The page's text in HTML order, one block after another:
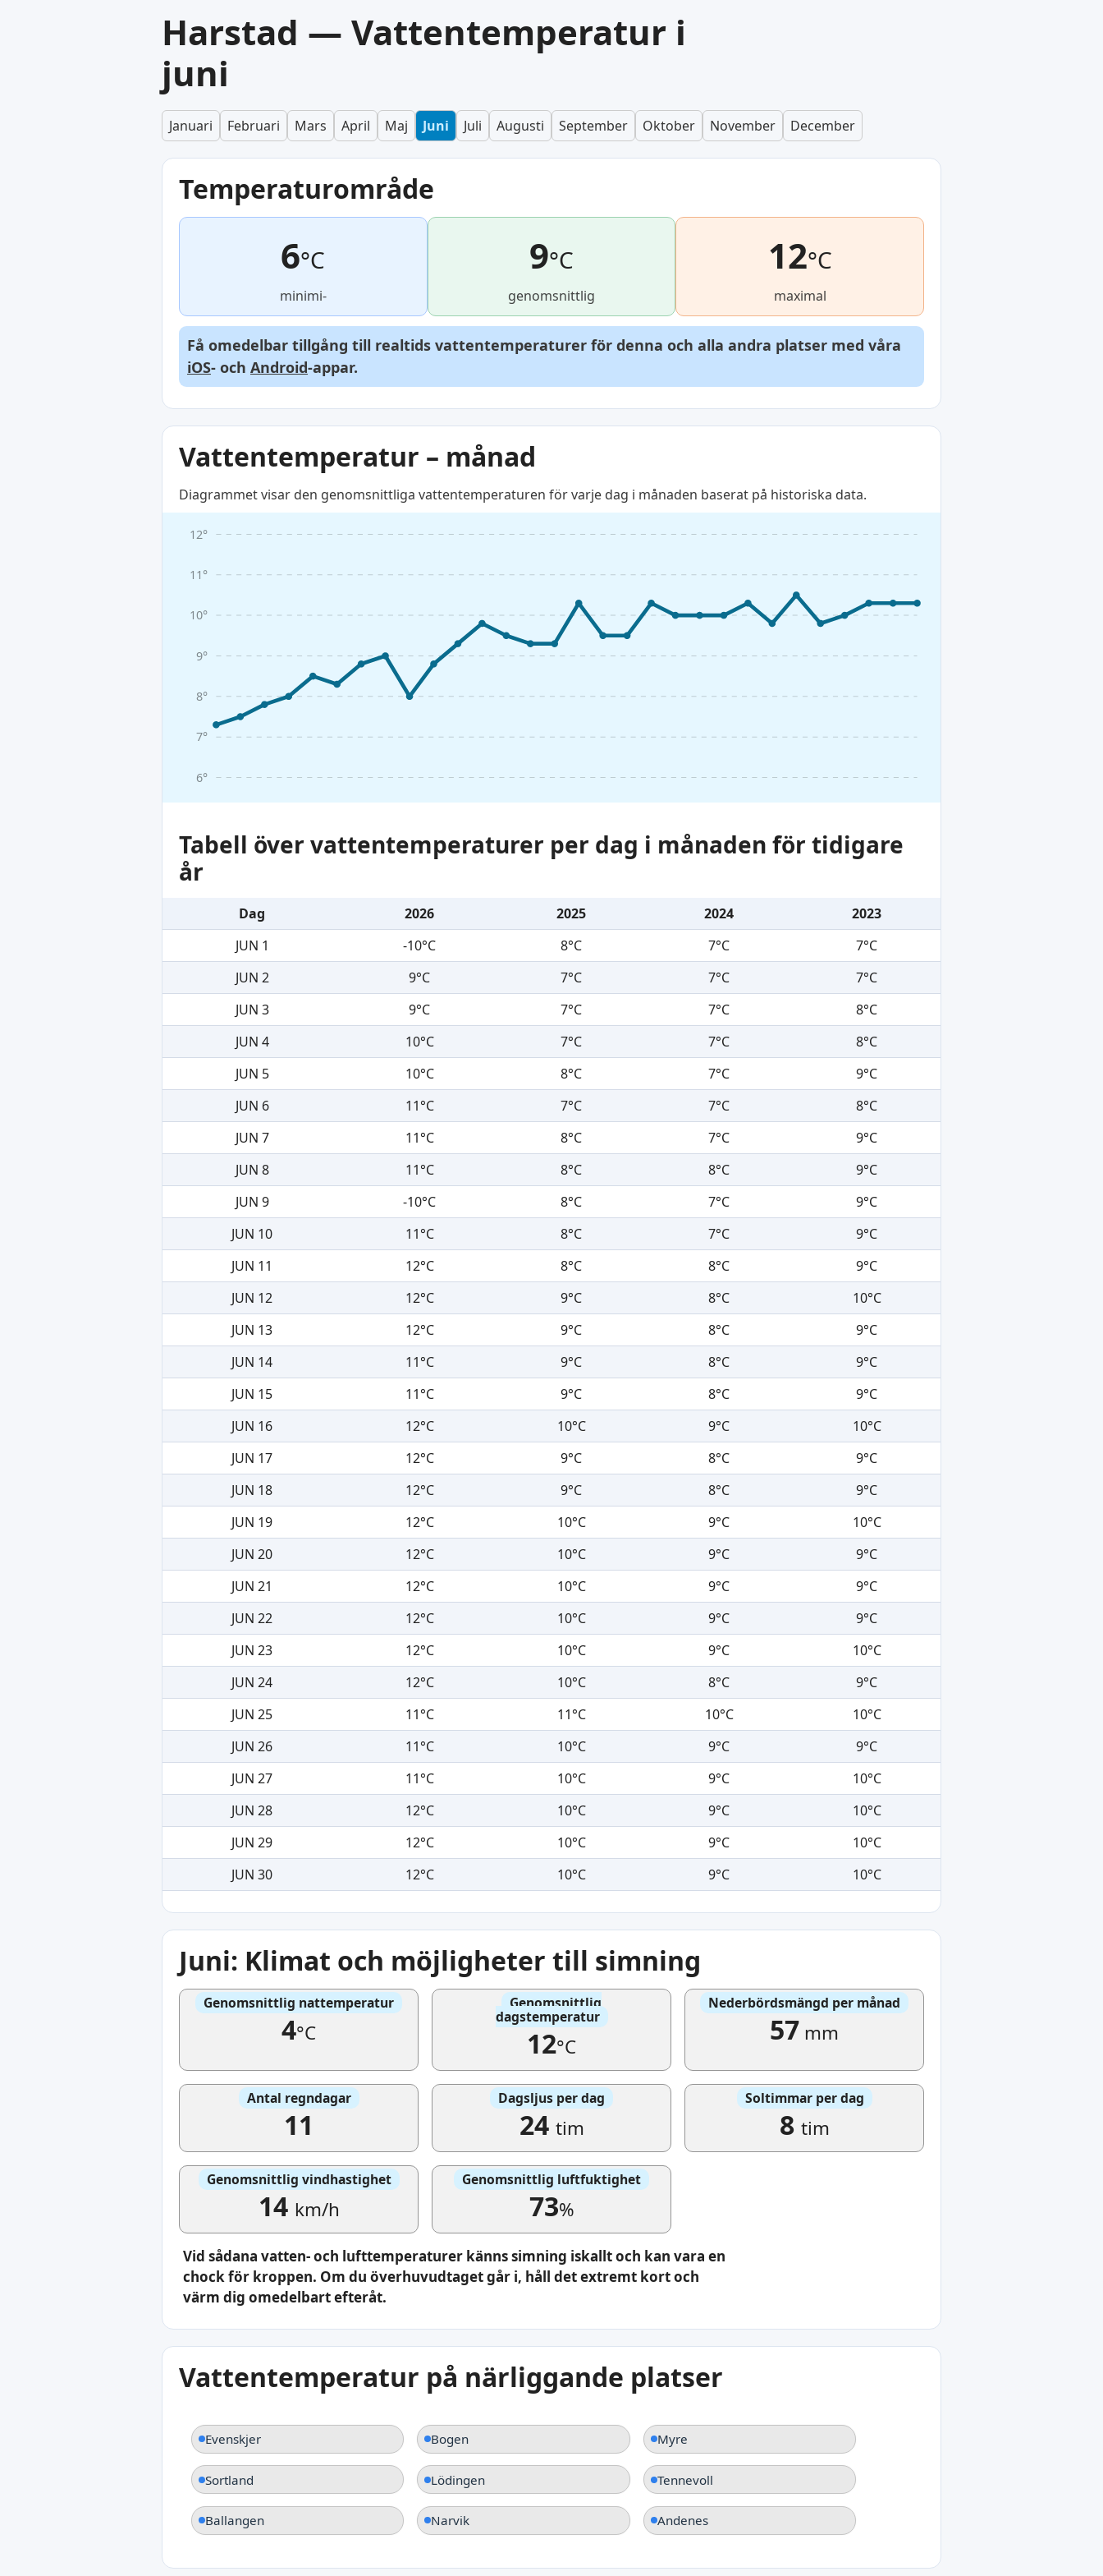
Harstad — Vattentemperatur i
juni
Januari Februari Mars April Maj Juni Juli Augusti September Oktober November December
Temperaturområde
6°C
minimi-
9°C
genomsnittlig
12°C
maximal
Få omedelbar tillgång till realtids vattentemperaturer för denna och alla andra platser med våra
iOS- och Android-appar.
Vattentemperatur – månad
Diagrammet visar den genomsnittliga vattentemperaturen för varje dag i månaden baserat på historiska data.
6°
7°
8°
9°
10°
11°
12°
Tabell över vattentemperaturer per dag i månaden för tidigare
år
Dag 2026 2025 2024
2023
JUN 1
-10°C 8°C 7°C
7°C
JUN 2
9°C 7°C 7°C
7°C
JUN 3
9°C 7°C 7°C
8°C
JUN 4
10°C 7°C 7°C
8°C
JUN 5
10°C 8°C 7°C
9°C
JUN 6
11°C 7°C 7°C
8°C
JUN 7
11°C 8°C 7°C
9°C
JUN 8
11°C 8°C 8°C
9°C
JUN 9
-10°C 8°C 7°C
9°C
JUN 10
11°C 8°C 7°C
9°C
JUN 11
12°C 8°C 8°C
9°C
JUN 12
12°C 9°C 8°C
10°C
JUN 13
12°C 9°C 8°C
9°C
JUN 14
11°C 9°C 8°C
9°C
JUN 15
11°C 9°C 8°C
9°C
JUN 16
12°C 10°C 9°C
10°C
JUN 17
12°C 9°C 8°C
9°C
JUN 18
12°C 9°C 8°C
9°C
JUN 19
12°C 10°C 9°C
10°C
JUN 20
12°C 10°C 9°C
9°C
JUN 21
12°C 10°C 9°C
9°C
JUN 22
12°C 10°C 9°C
9°C
JUN 23
12°C 10°C 9°C
10°C
JUN 24
12°C 10°C 8°C
9°C
JUN 25
11°C 11°C 10°C
10°C
JUN 26
11°C 10°C 9°C
9°C
JUN 27
11°C 10°C 9°C
10°C
JUN 28
12°C 10°C 9°C
10°C
JUN 29
12°C 10°C 9°C
10°C
JUN 30
12°C 10°C 9°C 10°C
Juni: Klimat och möjligheter till simning
Genomsnittlig nattemperatur
4°C
Genomsnittlig
dagstemperatur
12°C
Nederbördsmängd per månad
57 mm
Antal regndagar
11
Dagsljus per dag
24 tim
Soltimmar per dag
8 tim
Genomsnittlig vindhastighet
14 km/h
Genomsnittlig luftfuktighet
73%
Vid sådana vatten- och lufttemperaturer känns simning iskallt och kan vara en
chock för kroppen. Om du överhuvudtaget går i, håll det extremt kort och
värm dig omedelbart efteråt.
Vattentemperatur på närliggande platser
Evenskjer Bogen Myre
Sortland Lödingen Tennevoll
Ballangen Narvik Andenes